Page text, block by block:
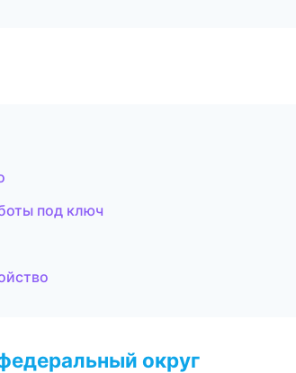
под ключ
округ